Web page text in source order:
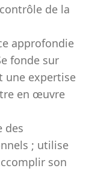
de la
approfondie
fonde sur
une expertise
en œuvre
des
; utilise
son